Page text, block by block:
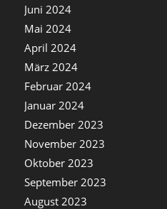
Juni 2024
Mai 2024
April 2024
März 2024
Februar 2024
Januar 2024
Dezember 2023
November 2023
Oktober 2023
September 2023
August 2023